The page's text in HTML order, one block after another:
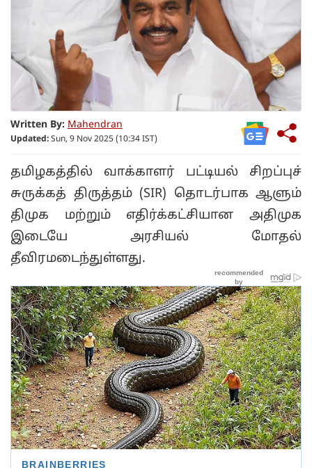
Written By: Mahendran
Updated: Sun, 9 Nov 2025 (10:34 IST)
தமிழகத்தில் வாக்காளர் பட்டியல் சிறப்புச்
சுருக்கத் திருத்தம் (SIR) தொடர்பாக ஆளும்
திமுக மற்றும் எதிர்க்கட்சியான அதிமுக
இடையே அரசியல் மோதல்
தீவிரமடைந்துள்ளது.